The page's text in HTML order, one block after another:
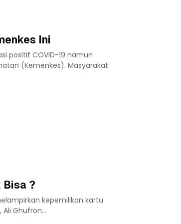
Ini
positif COVID-19 namun
(Kemenkes). Masyarakat
Bisa ?
kepemilikan kartu
Ghufron...